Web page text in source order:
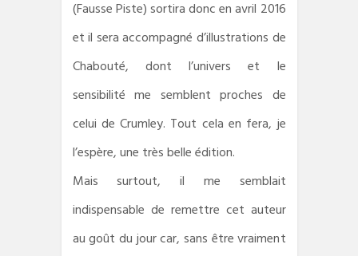
(Fausse Piste) sortira donc en avril 2016
et il sera accompagné d’illustrations de
Chabouté, dont l’univers et le
sensibilité me semblent proches de
celui de Crumley. Tout cela en fera, je
l’espère, une très belle édition.
Mais surtout, il me semblait
indispensable de remettre cet auteur
au goût du jour car, sans être vraiment